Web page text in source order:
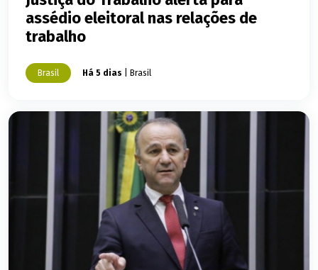
assédio eleitoral nas relações de
trabalho
Brasil Há 5 dias | Brasil